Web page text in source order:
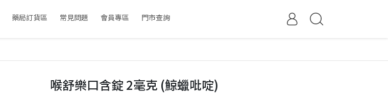
藥局訂貨區 常見問題 會員專區 門市查詢
喉舒樂口含錠 2毫克 (鯨蠟吡啶)